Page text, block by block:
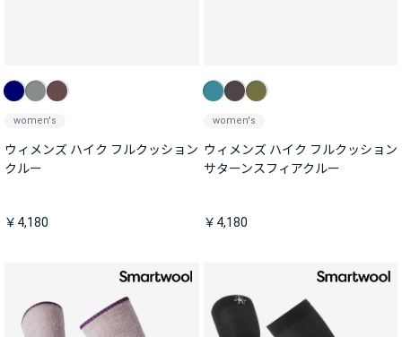
women's
ウィメンズ ハイク フルクッション
クルー
￥4,180
women's
ウィメンズ ハイク フルクッション
サターンスフィアクルー
￥4,180